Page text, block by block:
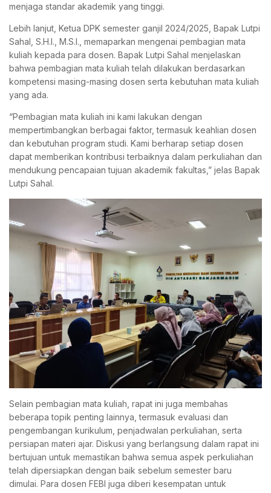
menjaga standar akademik yang tinggi.
Lebih lanjut, Ketua DPK semester ganjil 2024/2025, Bapak Lutpi
Sahal, S.H.I., M.S.I., memaparkan mengenai pembagian mata
kuliah kepada para dosen. Bapak Lutpi Sahal menjelaskan
bahwa pembagian mata kuliah telah dilakukan berdasarkan
kompetensi masing-masing dosen serta kebutuhan mata kuliah
yang ada.
“Pembagian mata kuliah ini kami lakukan dengan
mempertimbangkan berbagai faktor, termasuk keahlian dosen
dan kebutuhan program studi. Kami berharap setiap dosen
dapat memberikan kontribusi terbaiknya dalam perkuliahan dan
mendukung pencapaian tujuan akademik fakultas,” jelas Bapak
Lutpi Sahal.
Selain pembagian mata kuliah, rapat ini juga membahas
beberapa topik penting lainnya, termasuk evaluasi dan
pengembangan kurikulum, penjadwalan perkuliahan, serta
persiapan materi ajar. Diskusi yang berlangsung dalam rapat ini
bertujuan untuk memastikan bahwa semua aspek perkuliahan
telah dipersiapkan dengan baik sebelum semester baru
dimulai. Para dosen FEBI juga diberi kesempatan untuk